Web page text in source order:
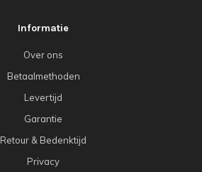
Informatie
Over ons
Betaalmethoden
Levertijd
Garantie
Retour & Bedenktijd
Privacy